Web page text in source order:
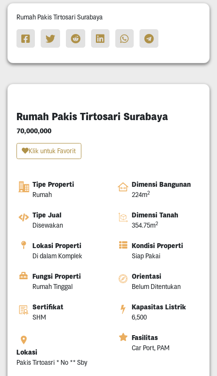
Rumah Pakis Tirtosari Surabaya
Rumah Pakis Tirtosari Surabaya
70,000,000
Klik untuk Favorit
Tipe Properti
Rumah
Dimensi Bangunan
224m2
Tipe Jual
Disewakan
Dimensi Tanah
354.75m2
Lokasi Properti
Di dalam Komplek
Kondisi Properti
Siap Pakai
Fungsi Properti
Rumah Tinggal
Orientasi
Belum Ditentukan
Sertifikat
SHM
Kapasitas Listrik
6,500
Lokasi
Pakis Tirtoasri * No ** Sby
Fasilitas
Car Port, PAM